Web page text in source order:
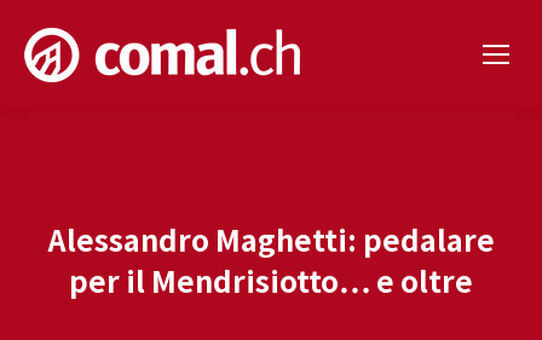
Alessandro Maghetti: pedalare
per il Mendrisiotto… e oltre